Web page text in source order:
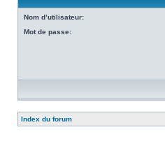
Nom d’utilisateur:
Mot de passe:
Index du forum